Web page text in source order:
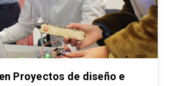
Proyectos de diseño e